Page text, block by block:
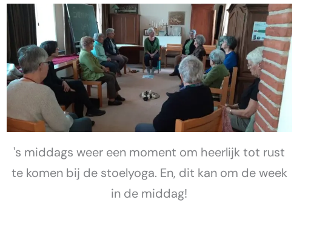
's middags weer een moment om heerlijk tot rust
te komen bij de stoelyoga. En, dit kan om de week
in de middag!